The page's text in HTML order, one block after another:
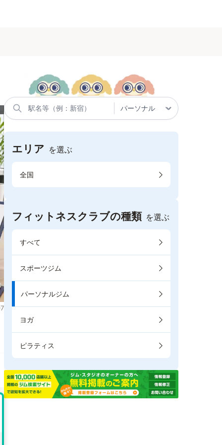
エリア を選ぶ
全国
フィットネスクラブの種類 を選ぶ
すべて
スポーツジム
パーソナルジム
ヨガ
ピラティス